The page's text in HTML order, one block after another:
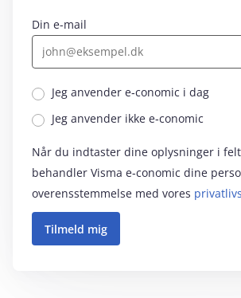
Din e-mail
Jeg anvender e‑conomic i dag
Jeg anvender ikke e‑conomic
Når du indtaster dine oplysninger i
behandler Visma e‑conomic dine
overensstemmelse med vores